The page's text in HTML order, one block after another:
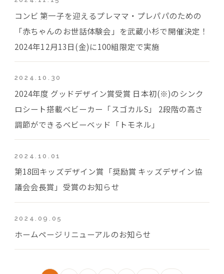
コンビ 第一子を迎えるプレママ・プレパパのための
「赤ちゃんのお世話体験会」を武蔵小杉で開催決定！
2024年12月13日(金)に100組限定で実施
2024.10.30
2024年度 グッドデザイン賞受賞 日本初(※)のシンク
ロシート搭載ベビーカー「スゴカルS」 2段階の高さ
調節ができるベビーベッド「トモネル」
2024.10.01
第18回キッズデザイン賞「奨励賞 キッズデザイン協
議会会長賞」受賞のお知らせ
2024.09.05
ホームページリニューアルのお知らせ